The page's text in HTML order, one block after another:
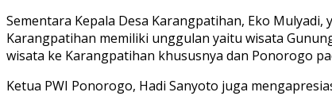
Sementara Kepala Desa Karangpatihan, Eko
Karangpatihan memiliki unggulan yaitu wisata
wisata ke Karangpatihan khususnya dan Ponorogo
Ketua PWI Ponorogo, Hadi Sanyoto juga